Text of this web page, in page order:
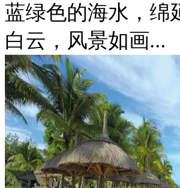
蓝绿色的海水，绵
白云，风景如画...